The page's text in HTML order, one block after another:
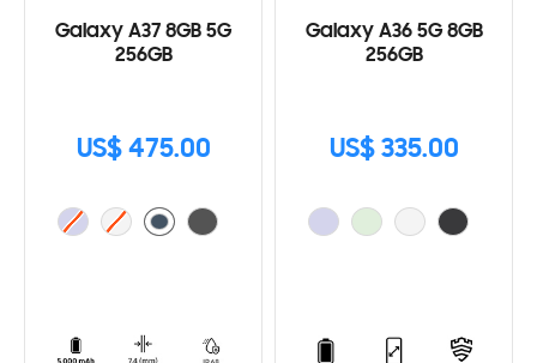
Galaxy A37 8GB 5G
256GB
US$ 475.00
Galaxy A36 5G 8GB
256GB
US$ 335.00